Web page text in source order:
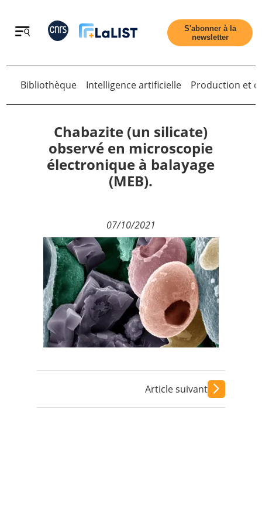
Retour
Qui sommes nous ?
Contact
Nous suivre
S'abonner à la
newsletter
Bibliothèque
Intelligence artificielle Production et
Chabazite (un silicate)
observé en microscopie
électronique à balayage
(MEB).
07/10/2021
Article suivant